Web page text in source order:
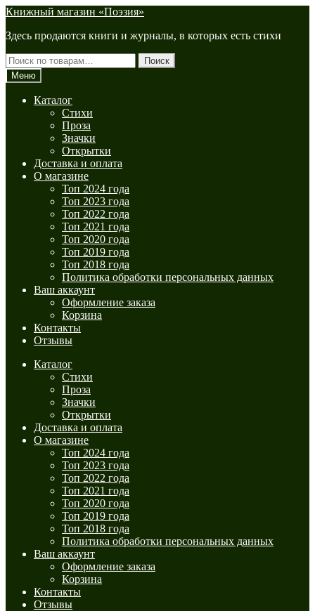
Перейти
навигации
Перейти
содержимому
Книжный магазин «Поэзия»
Здесь продаются книги и журналы, в которых есть стихи
Искать:
Поиск
Меню
Каталог
Стихи
Проза
Значки
Открытки
Доставка и оплата
О магазине
Топ 2024 года
Топ 2023 года
Топ 2022 года
Топ 2021 года
Топ 2020 года
Топ 2019 года
Топ 2018 года
Политика обработки персональных данных
Ваш аккаунт
Оформление заказа
Корзина
Контакты
Отзывы
Каталог
Стихи
Проза
Значки
Открытки
Доставка и оплата
О магазине
Топ 2024 года
Топ 2023 года
Топ 2022 года
Топ 2021 года
Топ 2020 года
Топ 2019 года
Топ 2018 года
Политика обработки персональных данных
Ваш аккаунт
Оформление заказа
Корзина
Контакты
Отзывы